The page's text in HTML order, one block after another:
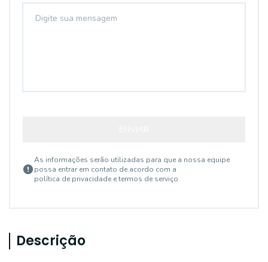
As informações serão utilizadas para que a nossa equipe
possa entrar em contato de acordo com a
política de privacidade e termos de serviço
Descrição